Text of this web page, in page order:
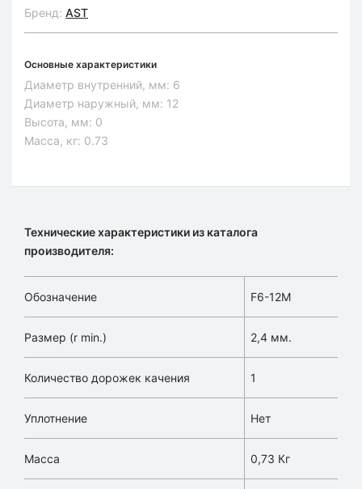
Бренд: AST
Основные характеристики
Диаметр внутренний, мм: 6
Диаметр наружный, мм: 12
Высота, мм: 0
Масса, кг: 0.73
Технические характеристики из каталога
производителя:
Обозначение F6-12M
Размер (r min.) 2,4 мм.
Количество дорожек качения 1
Уплотнение Нет
Масса 0,73 Кг